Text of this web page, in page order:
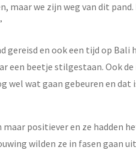
maar we zijn weg van dit
en ook een tijd op Bali
beetje stilgestaan. Ook
wat gaan gebeuren en dat
positiever en ze hadden
wilden ze in fasen gaan